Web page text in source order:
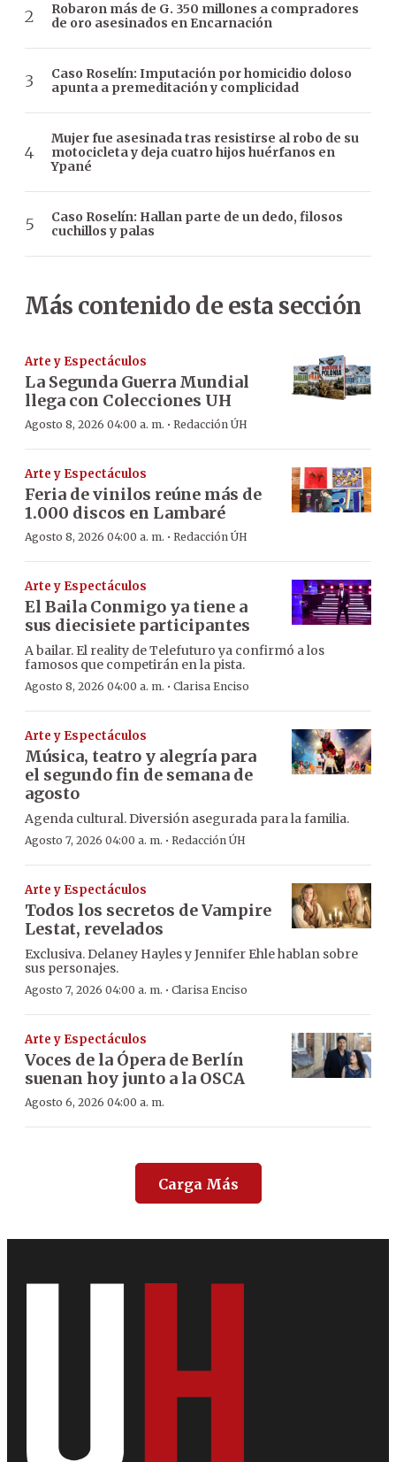
Robaron más de G. 350 millones a compradores
de oro asesinados en Encarnación
Caso Roselín: Imputación por homicidio doloso
apunta a premeditación y complicidad
Mujer fue asesinada tras resistirse al robo de su
motocicleta y deja cuatro hijos huérfanos en
Ypané
Caso Roselín: Hallan parte de un dedo, filosos
cuchillos y palas
Más contenido de esta sección
Arte y Espectáculos
La Segunda Guerra Mundial
llega con Colecciones UH
Agosto 8, 2026 04:00 a. m. · Redacción ÚH
Arte y Espectáculos
Feria de vinilos reúne más de
1.000 discos en Lambaré
Agosto 8, 2026 04:00 a. m. · Redacción ÚH
Arte y Espectáculos
El Baila Conmigo ya tiene a
sus diecisiete participantes
A bailar. El reality de Telefuturo ya confirmó a los
famosos que competirán en la pista.
Agosto 8, 2026 04:00 a. m. · Clarisa Enciso
Arte y Espectáculos
Música, teatro y alegría para
el segundo fin de semana de
agosto
Agenda cultural. Diversión asegurada para la familia.
Agosto 7, 2026 04:00 a. m. · Redacción ÚH
Arte y Espectáculos
Todos los secretos de Vampire
Lestat, revelados
Exclusiva. Delaney Hayles y Jennifer Ehle hablan sobre
sus personajes.
Agosto 7, 2026 04:00 a. m. · Clarisa Enciso
Arte y Espectáculos
Voces de la Ópera de Berlín
suenan hoy junto a la OSCA
Agosto 6, 2026 04:00 a. m.
Carga Más